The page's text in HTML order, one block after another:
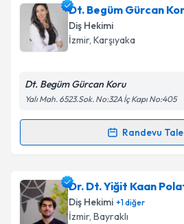
Takvim Talebini
Dt. İlayda Ateşoğluiçin
oluşturun. Size bu uzmandan
takvim hazırlandığında e-posta
Kişisel verilerimin
Metni'ni okudum ve kişisel
Takvim Talebini
Dt. Begüm Gürcan
Diş Hekimi
İzmir, Karşıyaka
Dt. Begüm Gürcan Koru
Yalı Mah. 6523.Sok. No:32A İç Kapı No:405
Randevu
Randevu Takvimi Talebi
Dt. Begüm Gürcan Koruiçin
oluşturun. Size bu uzmandan
takvim hazırlandığında e-posta
Dr. Dt. Yiğit Kaan
Diş Hekimi +1diğer
İzmir, Bayraklı